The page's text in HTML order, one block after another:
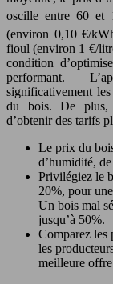
oscille entre 60 et
(environ 0,10 €/
fioul (environ 1 €/
condition
performant.
significativement
du bois. De plus,
d’obtenir des tarifs
Le prix du
d’humidité,
Privilégiez le
20%, pour
Un bois mal
jusqu’à 50%.
Comparez les
les
meilleure